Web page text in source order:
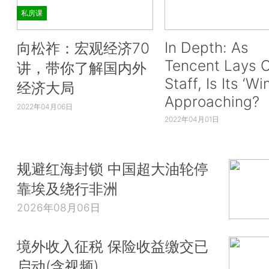
私房课
向松祚：宏观经济70
讲，带你了解国内外
经济大局
2022年04月06日
In Depth: As
Tencent Lays
Staff, Is Its
Approaching?
2022年04月01日
规避红海封锁 中国超大油轮停
靠埃及绕行非洲
2026年08月06日
境外收入征税 保险收益缴交已